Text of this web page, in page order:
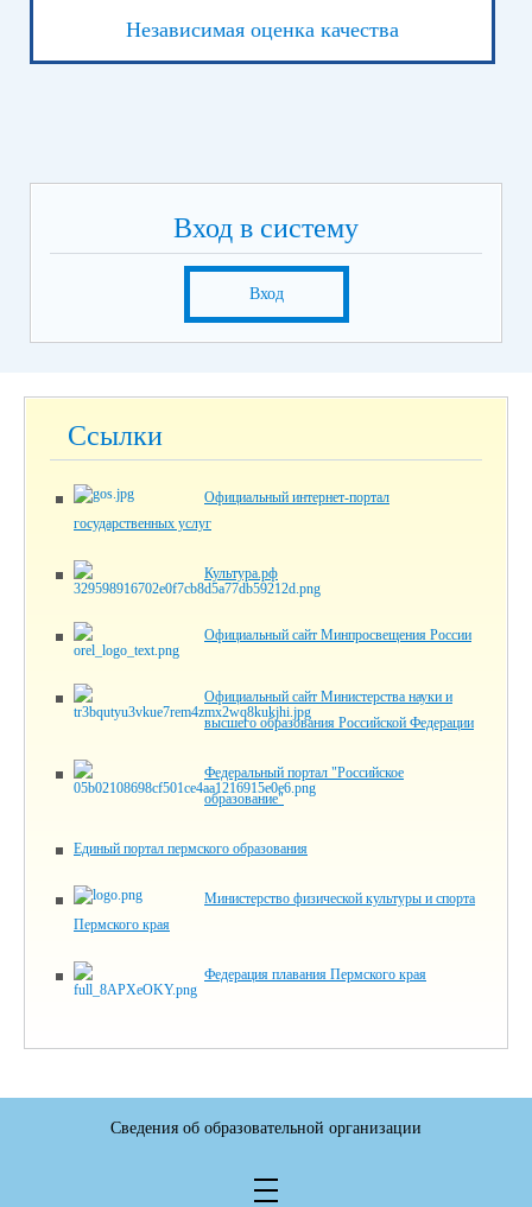
Независимая оценка качества
Вход в систему
Вход
Ссылки
Официальный интернет-портал
государственных услуг
Культура.рф
Официальный сайт Минпросвещения России
Официальный сайт Министерства науки и
высшего образования Российской Федерации
Федеральный портал "Российское
образование"
Единый портал пермского образования
Министерство физической культуры и спорта
Пермского края
Федерация плавания Пермского края
Сведения об образовательной организации